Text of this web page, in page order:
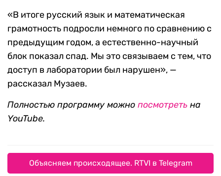
«В итоге русский язык и математическая
грамотность подросли немного по сравнению с
предыдущим годом, а естественно-научный
блок показал спад. Мы это связываем с тем, что
доступ в лаборатории был нарушен», —
рассказал Музаев.
Полностью программу можно посмотреть на
YouTube.
Объясняем происходящее. RTVI в Telegram